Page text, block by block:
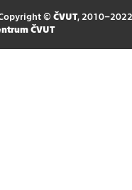
© ČVUT, 2010–2022
ČVUT